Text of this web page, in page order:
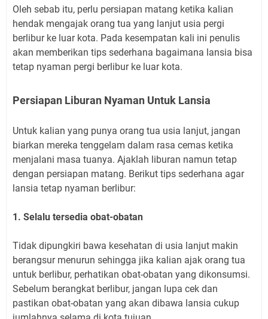
Oleh sebab itu, perlu persiapan matang ketika kalian
hendak mengajak orang tua yang lanjut usia pergi
berlibur ke luar kota. Pada kesempatan kali ini penulis
akan memberikan tips sederhana bagaimana lansia bisa
tetap nyaman pergi berlibur ke luar kota.
Persiapan Liburan Nyaman Untuk Lansia
Untuk kalian yang punya orang tua usia lanjut, jangan
biarkan mereka tenggelam dalam rasa cemas ketika
menjalani masa tuanya. Ajaklah liburan namun tetap
dengan persiapan matang. Berikut tips sederhana agar
lansia tetap nyaman berlibur:
1. Selalu tersedia obat-obatan
Tidak dipungkiri bawa kesehatan di usia lanjut makin
berangsur menurun sehingga jika kalian ajak orang tua
untuk berlibur, perhatikan obat-obatan yang dikonsumsi.
Sebelum berangkat berlibur, jangan lupa cek dan
pastikan obat-obatan yang akan dibawa lansia cukup